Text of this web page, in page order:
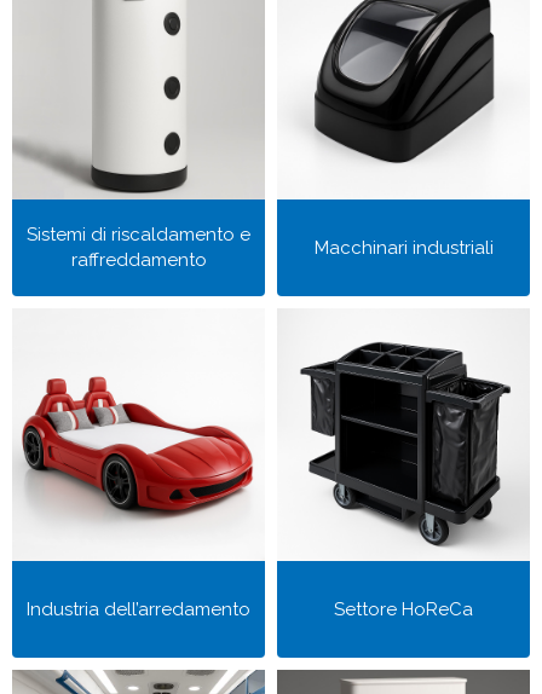
Sistemi di riscaldamento e
raffreddamento
Macchinari industriali
Industria dell’arredamento Settore HoReCa